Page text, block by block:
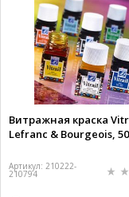
Витражная краска
Lefranc & Bourgeois,
Артикул: 210222-
210794